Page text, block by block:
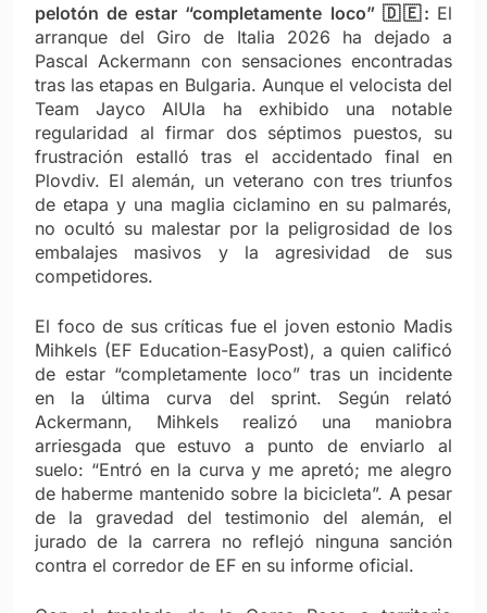
pelotón de estar “completamente loco” 🇩🇪: El
arranque del Giro de Italia 2026 ha dejado a
Pascal Ackermann con sensaciones encontradas
tras las etapas en Bulgaria. Aunque el velocista del
Team Jayco AlUla ha exhibido una notable
regularidad al firmar dos séptimos puestos, su
frustración estalló tras el accidentado final en
Plovdiv. El alemán, un veterano con tres triunfos
de etapa y una maglia ciclamino en su palmarés,
no ocultó su malestar por la peligrosidad de los
embalajes masivos y la agresividad de sus
competidores.
El foco de sus críticas fue el joven estonio Madis
Mihkels (EF Education-EasyPost), a quien calificó
de estar “completamente loco” tras un incidente
en la última curva del sprint. Según relató
Ackermann, Mihkels realizó una maniobra
arriesgada que estuvo a punto de enviarlo al
suelo: “Entró en la curva y me apretó; me alegro
de haberme mantenido sobre la bicicleta”. A pesar
de la gravedad del testimonio del alemán, el
jurado de la carrera no reflejó ninguna sanción
contra el corredor de EF en su informe oficial.